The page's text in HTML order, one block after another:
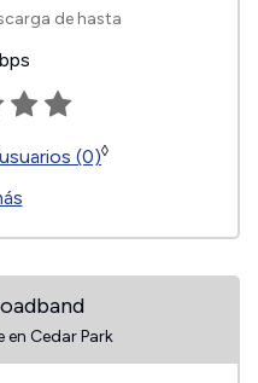
de hasta
(0)◊
Cedar Park